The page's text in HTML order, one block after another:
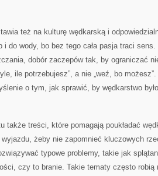
też na kulturę wędkarską i
i do wody, bo bez tego cała pasja traci
dobór zaczepów tak, by ograniczać
ile potrzebujesz”, a nie „weź, bo
o tym, jak sprawić, by wędkarstwo
także treści, które pomagają poukładać
żeby nie zapomnieć kluczowych
typowe problemy, takie jak
czy to branie. Takie tematy często robią